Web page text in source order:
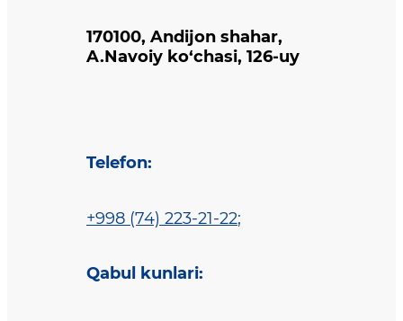
170100, Andijon shahar,
A.Navoiy ko‘chasi, 126-uy
Telefon:
+998 (74) 223-21-22;
Qabul kunlari: